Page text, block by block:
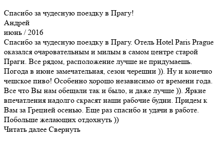
Спасибо за чудесную поездку в Прагу!
Андрей
июнь / 2016
Спасибо за чудесную поездку в Прагу. Отель Hotel Paris Prague
оказался очаровательным и милым в самом центре старой
Праги. Все рядом, расположение лучше не придумаешь.
Погода в июне замечательная, сезон черешни )). Ну и конечно
чешское пиво! Особенно хорошо независимо от времени года.
Все что Вы нам обещали так и было, и даже лучше )). Яркие
впечатления надолго скрасят наши рабочие будни. Придем к
Вам за Грецией осенью. Еще раз спасибо и удачи в работе.
Побольше желающих отдохнуть ))
Читать далее Свернуть